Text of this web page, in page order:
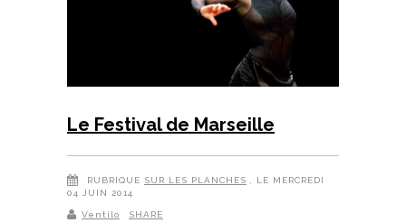
Le Festival de Marseille
RUBRIQUE SUR LES PLANCHES
, LE MERCREDI
04 JUIN 2014
Ventilo SHARE